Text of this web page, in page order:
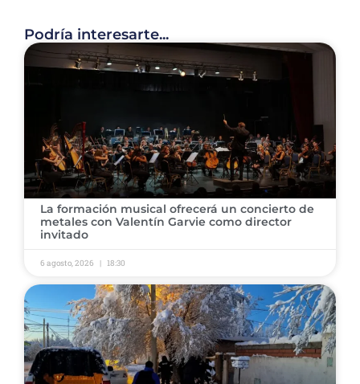
Podría interesarte...
​La formación musical ofrecerá un concierto de
metales con Valentín Garvie como director
invitado ​
6 agosto, 2026 18:30